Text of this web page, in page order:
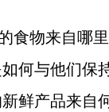
食物来自哪
何与他们保
鲜产品来自